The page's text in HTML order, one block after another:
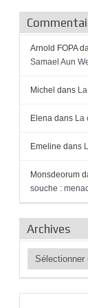
Arnold FOPA
Samael Aun
Michel dans
Elena dans La
Emeline dans
Monsdeorum
souche :
Archives
Archives